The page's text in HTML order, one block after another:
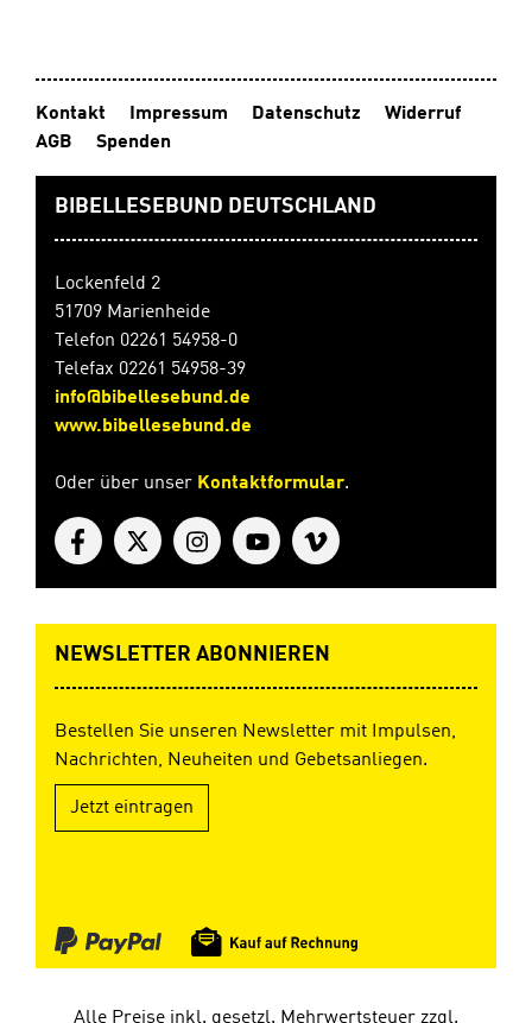
Kontakt Impressum Datenschutz
Widerruf
AGB
Spenden
BIBELLESEBUND DEUTSCHLAND
Lockenfeld 2
51709 Marienheide
Telefon 02261 54958-0
Telefax 02261 54958-39
info@bibellesebund.de
www.bibellesebund.de
Oder über unser Kontaktformular.
NEWSLETTER ABONNIEREN
Bestellen Sie unseren Newsletter mit Impulsen,
Nachrichten, Neuheiten und Gebetsanliegen.
Jetzt eintragen
Alle Preise inkl. gesetzl. Mehrwertsteuer zzgl.